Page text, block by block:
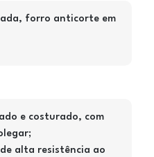
forro anticorte em
e costurado, com
alta resistência ao